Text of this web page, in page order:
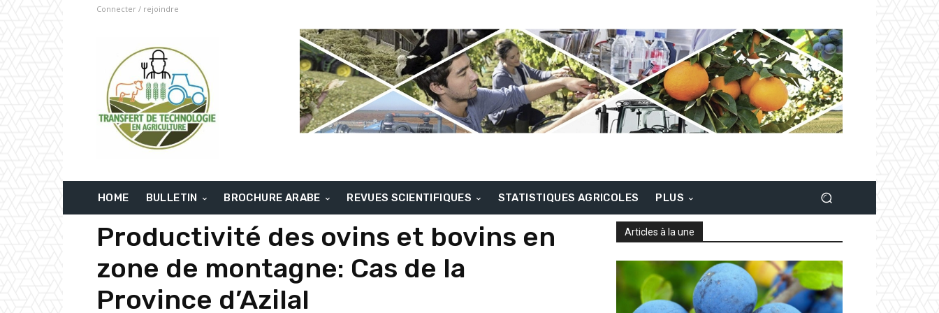
Connecter / rejoindre
HOME BULLETIN BROCHURE ARABE REVUES SCIENTIFIQUES STATISTIQUES AGRICOLES PLUS
Productivité des ovins et bovins en
zone de montagne: Cas de la
Province d’Azilal
Articles à la une